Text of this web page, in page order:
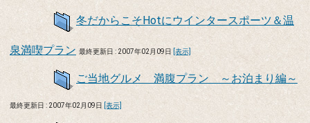
冬だからこそHotにウインタースポーツ＆温
泉満喫プラン 最終更新日 : 2007年02月09日 [表示]
ご当地グルメ 満腹プラン ～お泊まり編～
最終更新日 : 2007年02月09日 [表示]